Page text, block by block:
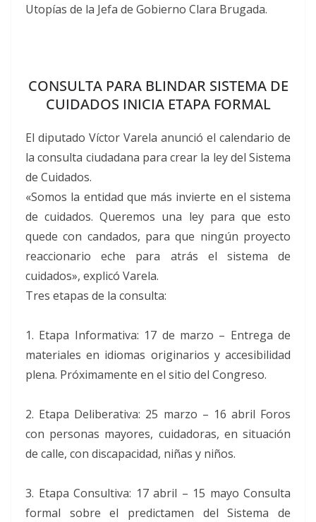
Utopías de la Jefa de Gobierno Clara Brugada.
CONSULTA PARA BLINDAR SISTEMA DE
CUIDADOS INICIA ETAPA FORMAL
El diputado Víctor Varela anunció el calendario de
la consulta ciudadana para crear la ley del Sistema
de Cuidados.
«Somos la entidad que más invierte en el sistema
de cuidados. Queremos una ley para que esto
quede con candados, para que ningún proyecto
reaccionario eche para atrás el sistema de
cuidados», explicó Varela.
Tres etapas de la consulta:
1. Etapa Informativa: 17 de marzo – Entrega de
materiales en idiomas originarios y accesibilidad
plena. Próximamente en el sitio del Congreso.
2. Etapa Deliberativa: 25 marzo – 16 abril Foros
con personas mayores, cuidadoras, en situación
de calle, con discapacidad, niñas y niños.
3. Etapa Consultiva: 17 abril – 15 mayo Consulta
formal sobre el predictamen del Sistema de